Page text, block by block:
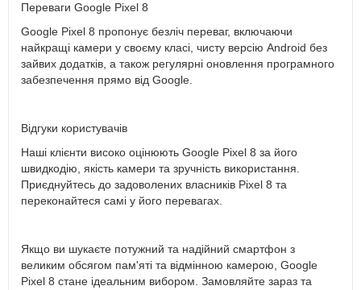
Переваги Google Pixel 8
Google Pixel 8 пропонує безліч переваг, включаючи
найкращі камери у своєму класі, чисту версію Android без
зайвих додатків, а також регулярні оновлення програмного
забезпечення прямо від Google.
Відгуки користувачів
Наші клієнти високо оцінюють Google Pixel 8 за його
швидкодію, якість камери та зручність використання.
Приєднуйтесь до задоволених власників Pixel 8 та
переконайтеся самі у його перевагах.
Якщо ви шукаєте потужний та надійний смартфон з
великим обсягом пам'яті та відмінною камерою, Google
Pixel 8 стане ідеальним вибором. Замовляйте зараз та